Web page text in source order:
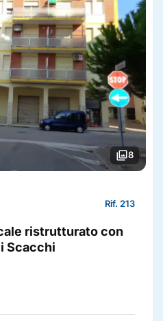
photo_library8
Rif. 213
ristrutturato con
Scacchi